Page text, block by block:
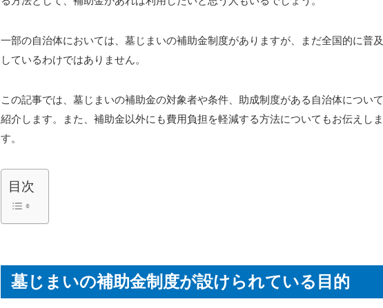
一部の自治体においては、墓じまいの補助金制度がありますが、まだ全国的に普及
しているわけではありません。
この記事では、墓じまいの補助金の対象者や条件、助成制度がある自治体について
紹介します。また、補助金以外にも費用負担を軽減する方法についてもお伝えしま
す。
目次
墓じまいの補助金制度が設けられている目的